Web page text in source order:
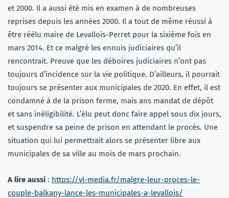
et 2000. Il a aussi été mis en examen à de nombreuses
reprises depuis les années 2000. Il a tout de même réussi à
être réélu maire de Levallois-Perret pour la sixième fois en
mars 2014. Et ce malgré les ennuis judiciaires qu’il
rencontrait. Preuve que les déboires judiciaires n’ont pas
toujours d’incidence sur la vie politique. D’ailleurs, il pourrait
toujours se présenter aux municipales de 2020. En effet, il est
condamné à de la prison ferme, mais ans mandat de dépôt
et sans inéligibilité. L’élu peut donc faire appel sous dix jours,
et suspendre sa peine de prison en attendant le procès. Une
situation qui lui permettrait alors se présenter libre aux
municipales de sa ville au mois de mars prochain.
A lire aussi : https://vl-media.fr/malgre-leur-proces-le-
couple-balkany-lance-les-municipales-a-levallois/